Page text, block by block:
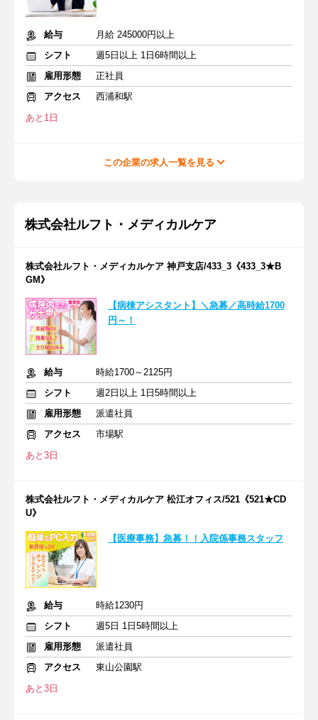
給与
月給 245000円以上
シフト
週5日以上 1日6時間以上
雇用形態
正社員
アクセス
西浦和駅
あと1日
この企業の求人一覧を見る
株式会社ルフト・メディカルケア
株式会社ルフト・メディカルケア 神戸支店/433_3《433_3★B
GM》
【病棟アシスタント】＼急募／高時給1700
円～！
給与
時給1700～2125円
シフト
週2日以上 1日5時間以上
雇用形態
派遣社員
アクセス
市場駅
あと3日
株式会社ルフト・メディカルケア 松江オフィス/521《521★CD
U》
【医療事務】急募！！入院係事務スタッフ
給与
時給1230円
シフト
週5日 1日5時間以上
雇用形態
派遣社員
アクセス
東山公園駅
あと3日